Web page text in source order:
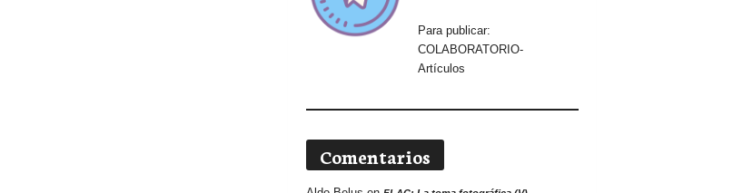
Para publicar:
COLABORATORIO-
Artículos
Comentarios